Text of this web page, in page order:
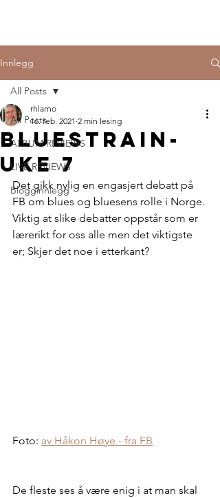
Innlegg
All Posts
ALBUM REVIEWS
LIVE REVIEWS
Blogginnlegg
All Posts
bluestrain-
uke 7
rhlarno
16. feb. 2021 2 min lesing
Det gikk nylig en engasjert debatt på
FB om blues og bluesens rolle i Norge.
Viktig at slike debatter oppstår som er
lærerikt for oss alle men det viktigste
er; Skjer det noe i etterkant?
Foto: av Håkon Høye - fra FB
De fleste ses å være enig i at man skal